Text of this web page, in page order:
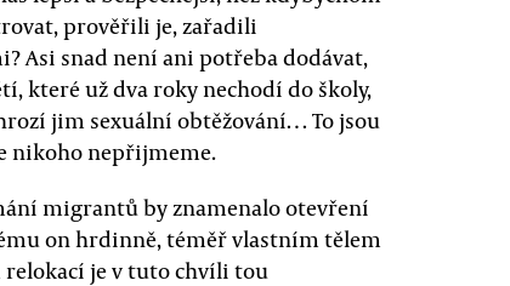
prověřili je, zařadili
Asi snad není ani potřeba dodávat,
které už dva roky nechodí do školy,
jim sexuální obtěžování… To jsou
nikoho nepřijmeme.
migrantů by znamenalo otevření
on hrdinně, téměř vlastním tělem
relokací je v tuto chvíli tou